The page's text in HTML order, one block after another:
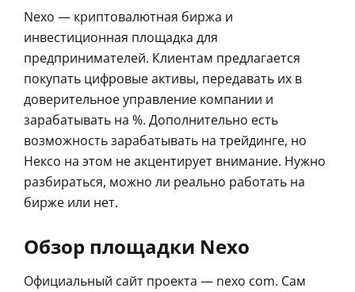
Nexo — криптовалютная биржа и
инвестиционная площадка для
предпринимателей. Клиентам предлагается
покупать цифровые активы, передавать их в
доверительное управление компании и
зарабатывать на %. Дополнительно есть
возможность зарабатывать на трейдинге, но
Нексо на этом не акцентирует внимание. Нужно
разбираться, можно ли реально работать на
бирже или нет.
Обзор площадки Nexo
Официальный сайт проекта — nexo com. Сам